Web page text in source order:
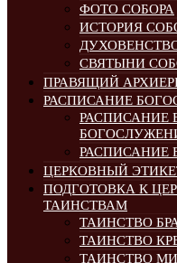
ФОТО СОБОРА
ИСТОРИЯ
СВЯТЫНИ
ПРАВЯЩИЙ
РАСПИСАНИЕ
РАСПИСАНИЕ
РАСПИСАНИЕ
ЦЕРКОВНЫЙ
ПОДГОТОВКА К
ТАИНСТВАМ
ТАИНСТВО
ТАИНСТВО
ТАИНСТВО